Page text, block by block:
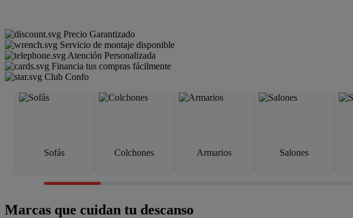
Precio Garantizado
Servicio de montaje disponible
Atención Personalizada
Financia tus compras fácilmente
Club Confo
Sofás Colchones Armarios Salones
Marcas que cuidan tu descanso